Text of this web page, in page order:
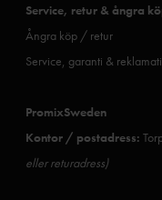
Service, retur & ångra
Ångra köp / retur
Service, garanti &
PromixSweden
Kontor / postadress:
eller returadress)